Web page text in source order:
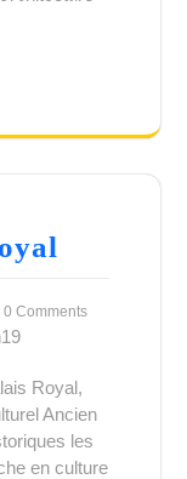
0 Comments
Royal,
Ancien
les
en culture